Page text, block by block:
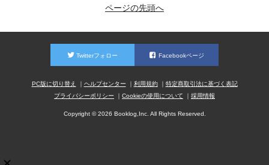
ページの先頭へ
Twitterフォロー Facebookページ
PC版に切り替え ヘルプセンター 利用規約
特定商取引法に基づく表記
プライバシーポリシー
Cookieの使用について 採用情報
Copyright © 2026 Booklog,Inc. All Rights Reserved.